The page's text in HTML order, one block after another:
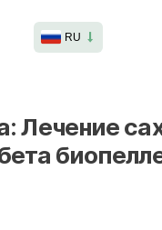
RU
Лечение